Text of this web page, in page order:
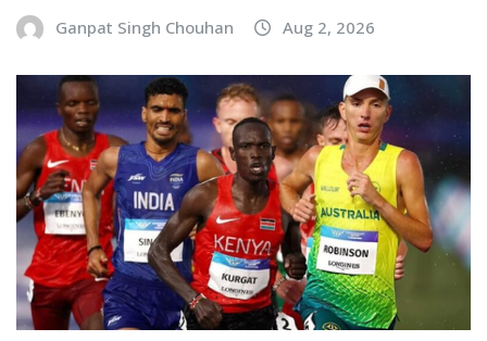
Ganpat Singh Chouhan Aug 2, 2026